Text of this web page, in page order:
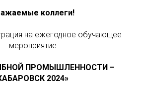
коллеги!
на ежегодное обучающее
мероприятие
ПРОМЫШЛЕННОСТИ –
2024»